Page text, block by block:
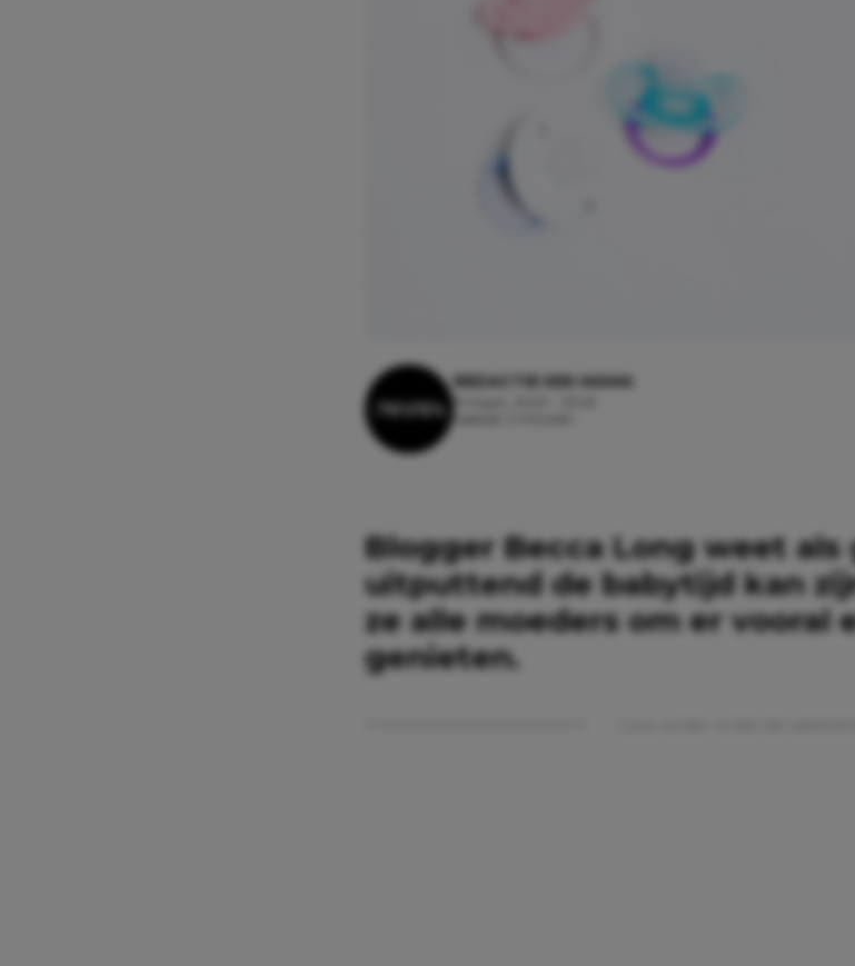
Blogger Becca Long weet als
uitputtend de babytijd kan
ze alle moeders om er vooral
genieten.